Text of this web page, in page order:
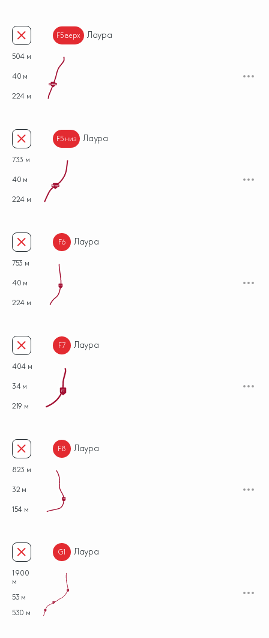
F5 верх Лаура
504 м
40 м
224 м
F5 низ Лаура
733 м
40 м
224 м
F6 Лаура
753 м
40 м
224 м
F6
F7 Лаура
404 м
34 м
219 м
F7
F8 Лаура
823 м
32 м
154 м
F8
G1 Лаура
1 900
м
53 м
530 м
G1
G1
G1